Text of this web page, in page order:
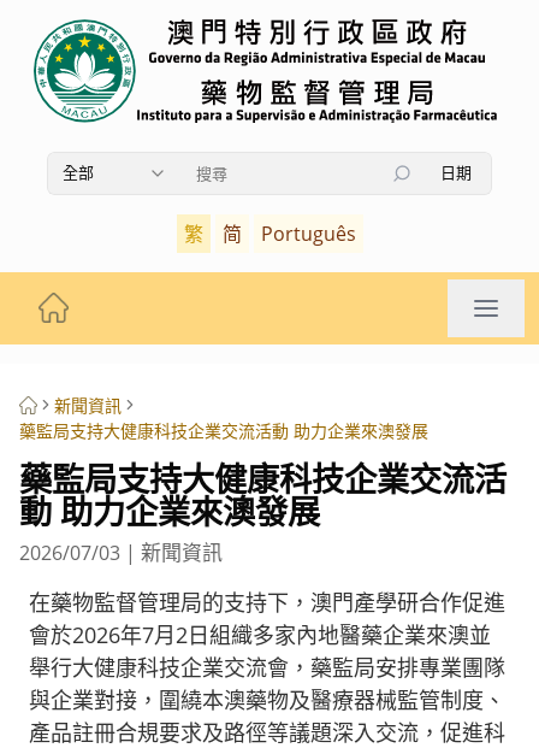
全部
日期
繁 简 Português
新聞資訊
藥監局支持大健康科技企業交流活動 助力企業來澳發展
藥監局支持大健康科技企業交流活
動 助力企業來澳發展
2026/07/03 | 新聞資訊
在藥物監督管理局的支持下，澳門產學研合作促進
會於2026年7月2日組織多家內地醫藥企業來澳並
舉行大健康科技企業交流會，藥監局安排專業團隊
與企業對接，圍繞本澳藥物及醫療器械監管制度、
產品註冊合規要求及路徑等議題深入交流，促進科